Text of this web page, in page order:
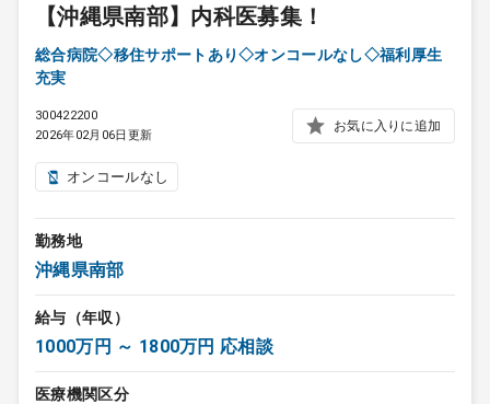
【沖縄県南部】内科医募集！
総合病院◇移住サポートあり◇オンコールなし◇福利厚生
充実
300422200
2026年02月06日更新
お気に入りに追加
オンコールなし
勤務地
沖縄県南部
給与（年収）
1000万円 ～ 1800万円 応相談
医療機関区分